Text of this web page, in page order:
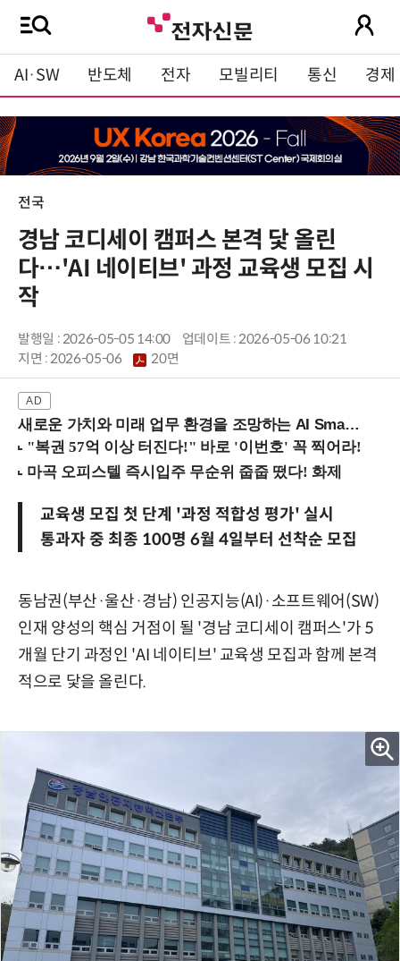
AI·SW 반도체 전자 모빌리티 통신 경제
전국
경남 코디세이 캠퍼스 본격 닻 올린
다…'AI 네이티브' 과정 교육생 모집 시
작
발행일 : 2026-05-05 14:00
업데이트 : 2026-05-06 10:21
지면 :2026-05-06 20면
새로운 가치와 미래 업무 환경을 조망하는 AI Smart Work Summit 2026 (9/11 코엑스)
교육생 모집 첫 단계 '과정 적합성 평가' 실시
통과자 중 최종 100명 6월 4일부터 선착순 모집
동남권(부산·울산·경남) 인공지능(AI)·소프트웨어(SW)
인재 양성의 핵심 거점이 될 '경남 코디세이 캠퍼스'가 5
개월 단기 과정인 'AI 네이티브' 교육생 모집과 함께 본격
적으로 닻을 올린다.